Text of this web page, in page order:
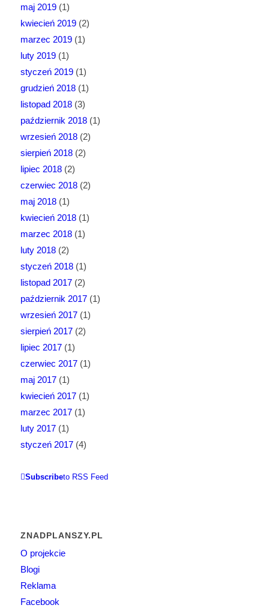
maj 2019(1)
kwiecień 2019(2)
marzec 2019(1)
luty 2019(1)
styczeń 2019(1)
grudzień 2018(1)
listopad 2018(3)
październik 2018(1)
wrzesień 2018(2)
sierpień 2018(2)
lipiec 2018(2)
czerwiec 2018(2)
maj 2018(1)
kwiecień 2018(1)
marzec 2018(1)
luty 2018(2)
styczeń 2018(1)
listopad 2017(2)
październik 2017(1)
wrzesień 2017(1)
sierpień 2017(2)
lipiec 2017(1)
czerwiec 2017(1)
maj 2017(1)
kwiecień 2017(1)
marzec 2017(1)
luty 2017(1)
styczeń 2017(4)
Subscribeto RSS Feed
ZNADPLANSZY.PL
O projekcie
Blogi
Reklama
Facebook